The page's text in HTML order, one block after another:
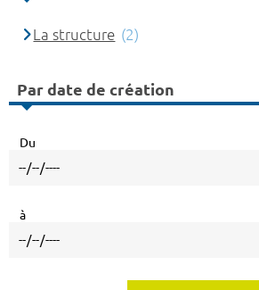
La structure (2)
Par date de création
Du
à